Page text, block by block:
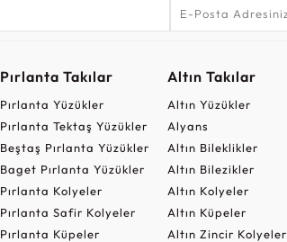
Pırlanta Takılar
Pırlanta Yüzükler
Pırlanta Tektaş Yüzükler
Beştaş Pırlanta Yüzükler
Baget Pırlanta Yüzükler
Pırlanta Kolyeler
Pırlanta Safir Kolyeler
Pırlanta Küpeler
Altın Takılar
Altın Yüzükler
Alyans
Altın Bileklikler
Altın Bilezikler
Altın Kolyeler
Altın Küpeler
Altın Zincir Kolyeler